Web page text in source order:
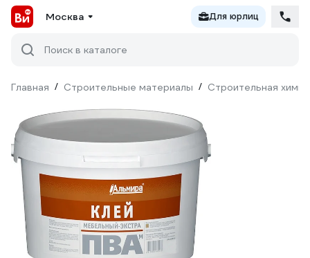
Москва Для юрлиц
Поиск в каталоге
Главная / Строительные материалы / Строительная химия